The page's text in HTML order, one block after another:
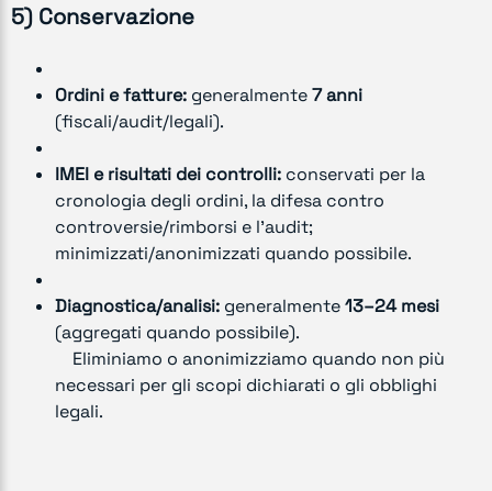
5) Conservazione
Ordini e fatture: generalmente7 anni
(fiscali/audit/legali).
IMEI e risultati dei controlli: conservati per la
cronologia degli ordini, la difesa contro
controversie/rimborsi e l’audit;
minimizzati/anonimizzati quando possibile.
Diagnostica/analisi: generalmente13–24 mesi
(aggregati quando possibile).
Eliminiamo o anonimizziamo quando non più
necessari per gli scopi dichiarati o gli obblighi
legali.